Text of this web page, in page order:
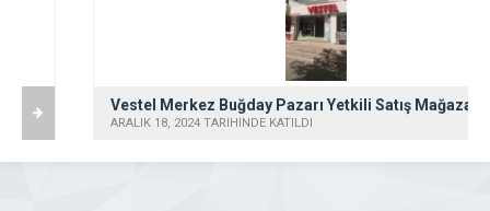
Vestel Merkez Buğday Pazarı Yetkili Satış Mağazası – Selci DTM
ARALIK 18, 2024 TARİHİNDE KATILDI